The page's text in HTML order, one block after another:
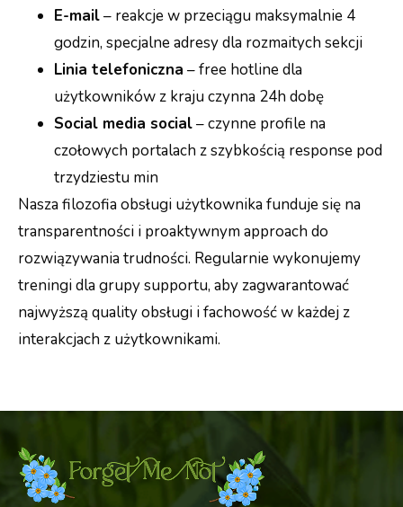
E-mail– reakcje w przeciągu maksymalnie 4
godzin, specjalne adresy dla rozmaitych sekcji
Linia telefoniczna – free hotline dla
użytkowników z kraju czynna 24h dobę
Social media social– czynne profile na
czołowych portalach z szybkością response pod
trzydziestu min
Nasza filozofia obsługi użytkownika funduje się na
transparentności i proaktywnym approach do
rozwiązywania trudności. Regularnie wykonujemy
treningi dla grupy supportu, aby zagwarantować
najwyższą quality obsługi i fachowość w każdej z
interakcjach z użytkownikami.